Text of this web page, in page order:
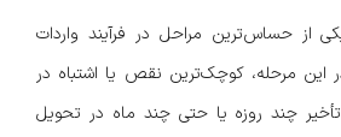
از حساس‌ترین مراحل در فرآیند واردات
این مرحله، کوچک‌ترین نقص یا اشتباه در
چند روزه یا حتی چند ماه در تحویل